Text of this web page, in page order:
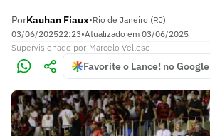
PorKauhan Fiaux•Rio de Janeiro (RJ)
03/06/202522:23•Atualizado em 03/06/2025
Supervisionado por Marcelo Velloso
Favorite o Lance! no Google